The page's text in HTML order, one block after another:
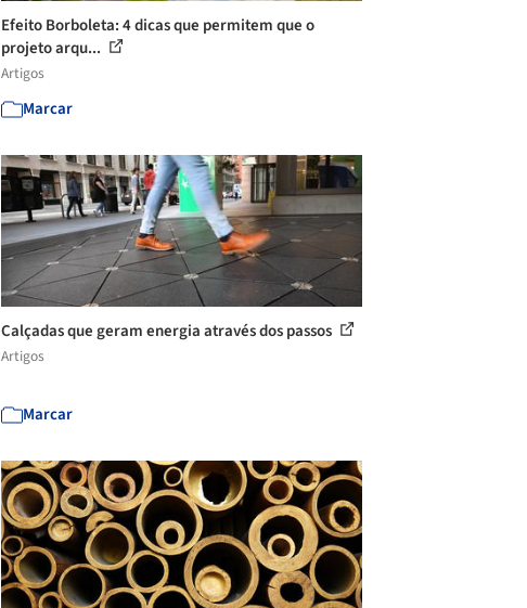
Efeito Borboleta: 4 dicas que permitem que o
projeto arqu...
Artigos
Marcar
Calçadas que geram energia através dos passos
Artigos
Marcar